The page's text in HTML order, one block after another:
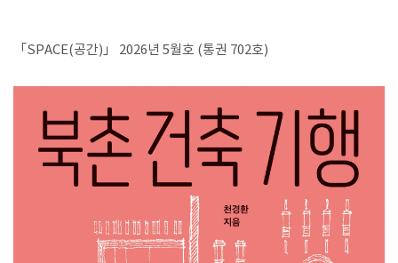
Naver 로그인
SPACE 소개
공지사항
「SPACE(공간)」 2026년 5월호 (통권 702호)